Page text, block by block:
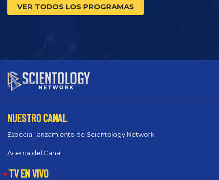
VER TODOS LOS PROGRAMAS
NUESTRO CANAL
Especial lanzamiento de Scientology Network
Acerca del Canal
TV EN VIVO